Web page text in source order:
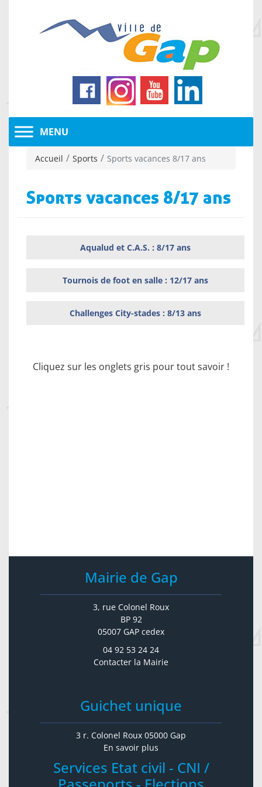
Accueil Sports Sports vacances 8/17 ans
Sports vacances 8/17 ans
Aqualud et C.A.S. : 8/17 ans
Tournois de foot en salle : 12/17 ans
Challenges City-stades : 8/13 ans
Cliquez sur les onglets gris pour tout savoir !
Mairie de Gap
3, rue Colonel Roux
BP 92
05007 GAP cedex
04 92 53 24 24
Contacter la Mairie
Guichet unique
3 r. Colonel Roux 05000 Gap
En savoir plus
Services Etat civil - CNI /